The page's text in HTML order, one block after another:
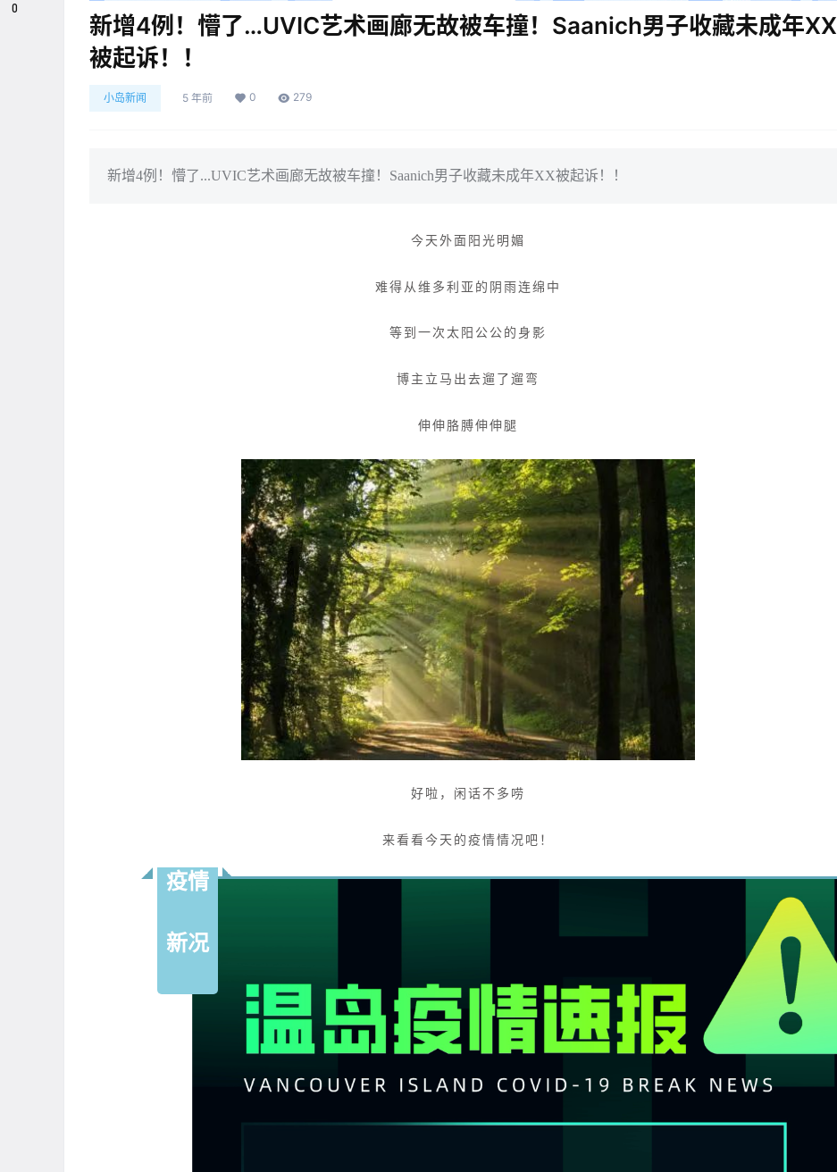
新增4例！懵了…UVIC艺术画廊无故被车撞！Saanich男子收藏未成年XX
被起诉！！
小岛新闻 5 年前 0 279
新增4例！懵了...UVIC艺术画廊无故被车撞！Saanich男子收藏未成年XX被起诉！！
今天外面阳光明媚
难得从维多利亚的阴雨连绵中
等到一次太阳公公的身影
博主立马出去遛了遛弯
伸伸胳膊伸伸腿
好啦，闲话不多唠
来看看今天的疫情情况吧！
疫情
新况
0